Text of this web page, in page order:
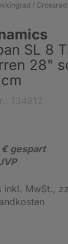
/ Crossrad
SL 8
28"
gespart
inkl. MwSt.,